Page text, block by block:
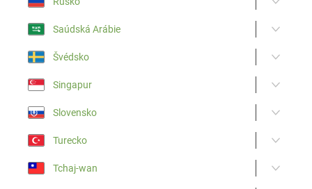
Saúdská Arábie
Švédsko
Singapur
Slovensko
Turecko
Tchaj-wan